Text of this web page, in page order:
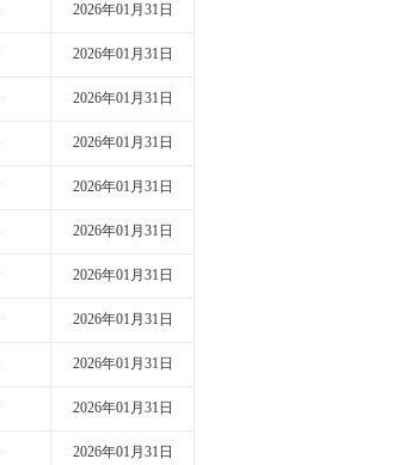
2026年01月31日
2026年01月31日
2026年01月31日
2026年01月31日
2026年01月31日
2026年01月31日
2026年01月31日
2026年01月31日
2026年01月31日
2026年01月31日
2026年01月31日